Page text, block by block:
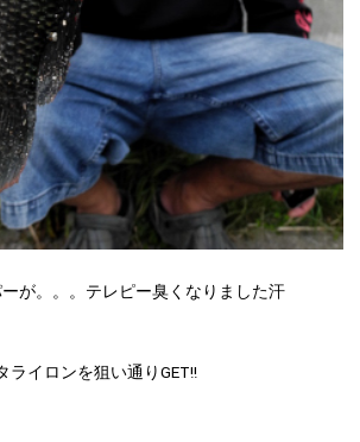
が。。。テレピー臭くなりました汗
ライロンを狙い通りGET!!